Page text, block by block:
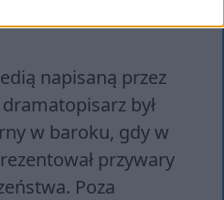
napisaną przez
był
w baroku, gdy w
przywary
Poza